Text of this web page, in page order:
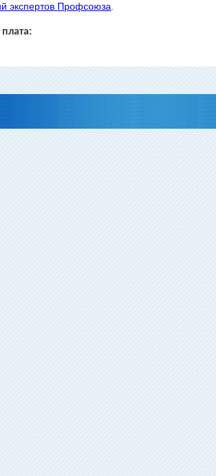
экспертов Профсоюза